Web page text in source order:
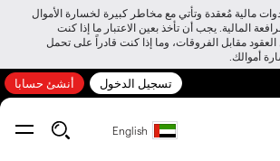
مالية مُعقدة وتأتي مع مخاطر كبيرة لخسارة الأموال
المالية. يجب أن تأخذ بعين الاعتبار ما إذا كنت
مقابل الفروقات، وما إذا كنت قادراً على تحمل
أموالك.
تسجيل الدخول أنشئ حسابا
English